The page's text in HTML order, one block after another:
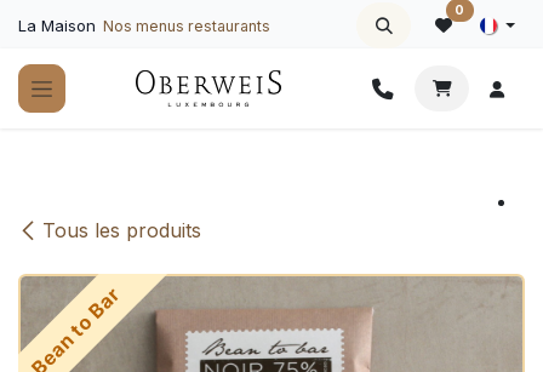
La Maison Nos menus restaurants
0
Tous les produits
Bean to Bar